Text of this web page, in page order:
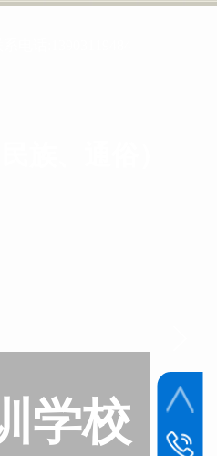
、通俗）及
学校
联系电话